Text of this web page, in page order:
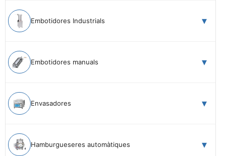
Embotidores Industrials
Embotidores manuals
Envasadores
Hamburgueseres automàtiques